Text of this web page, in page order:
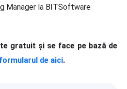
Manager la BITSoftware
gratuit și se face pe bază de
formularul de aici.